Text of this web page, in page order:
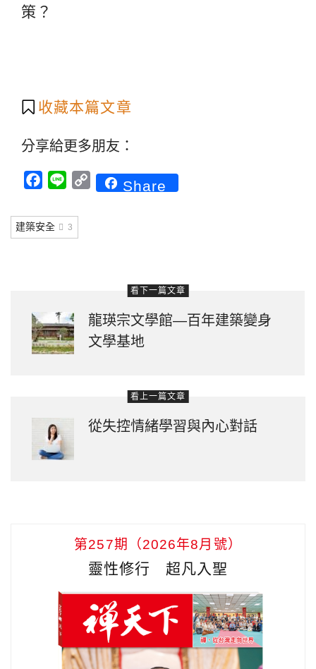
策？
收藏本篇文章
分享給更多朋友：
Facebook
Line CopyShare
建築安全 3
看下一篇文章
龍瑛宗文學館—百年建築變身
文學基地
看上一篇文章
從失控情緒學習與內心對話
第257期（2026年8月號）
靈性修行 超凡入聖